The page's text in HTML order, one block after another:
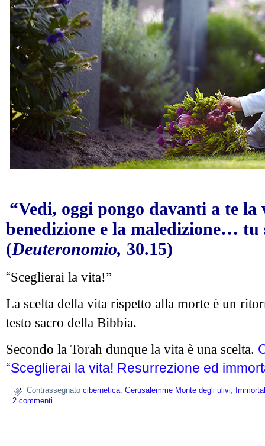
“Vedi, oggi pongo davanti a te
benedizione e la maledizione… tu
(Deuteronomio, 30.15)
“Sceglierai la vita!”
La scelta della vita rispetto alla morte è un
testo sacro della Bibbia.
Secondo la Torah dunque la vita è una scelta.
“Sceglierai la vita! Resurrezione ed
Contrassegnato cibernetica, Gerusalemme Monte degli ulivi,
2 commenti